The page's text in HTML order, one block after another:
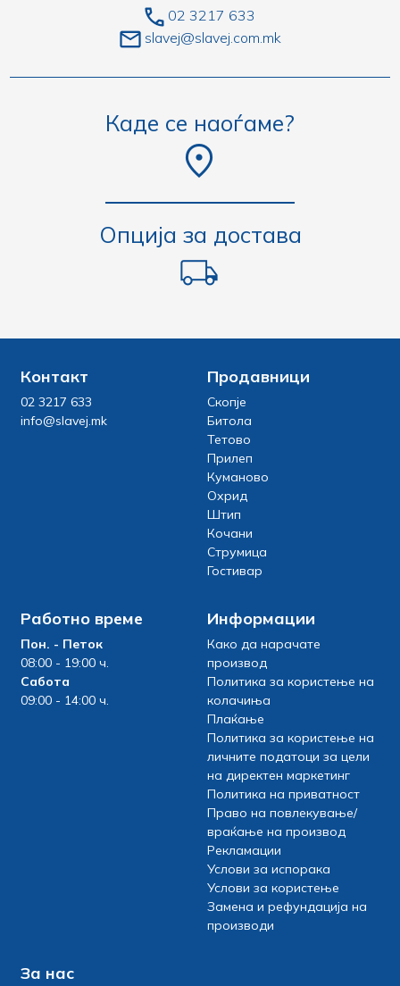
02 3217 633
slavej@slavej.com.mk
Каде се наоѓаме?
Опција за достава
Контакт
02 3217 633
info@slavej.mk
Продавници
Скопје
Битола
Тетово
Прилеп
Куманово
Охрид
Штип
Кочани
Струмица
Гостивар
Работно време
Пон. - Петок
08:00 - 19:00 ч.
Сабота
09:00 - 14:00 ч.
Информации
Како да нарачате
производ
Политика за користење на
колачиња
Плаќање
Политика за користење на
личните податоци за цели
на директен маркетинг
Политика на приватност
Право на повлекување/
враќање на производ
Рекламации
Услови за испорака
Услови за користење
Замена и рефундација на
производи
За нас